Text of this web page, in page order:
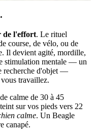
de l'effort. Le rituel
course, de vélo, ou de
Il devient agité, mordille,
stimulation mentale — un
recherche d'objet —
travaillez.
calme de 30 à 45
sur vos pieds vers 22
calme. Un Beagle
canapé.